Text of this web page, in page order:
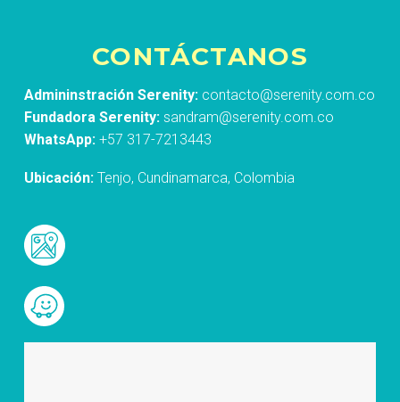
CONTÁCTANOS
Admininstración Serenity: contacto@serenity.com.co
Fundadora Serenity: sandram@serenity.com.co
WhatsApp: +57 317-7213443
Ubicación: Tenjo, Cundinamarca, Colombia